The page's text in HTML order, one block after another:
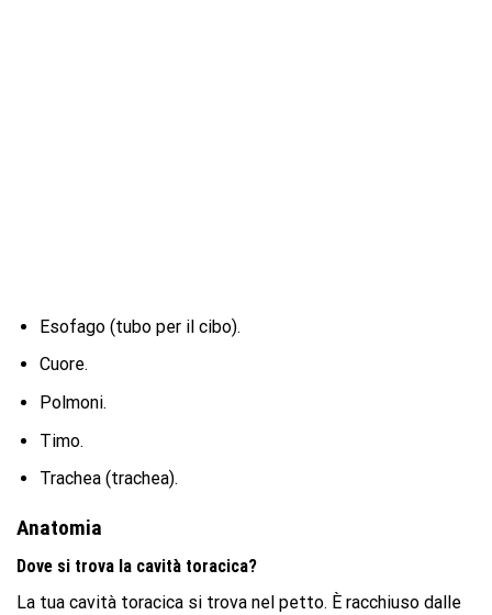
Esofago (tubo per il cibo).
Cuore.
Polmoni.
Timo.
Trachea (trachea).
Anatomia
Dove si trova la cavità toracica?
La tua cavità toracica si trova nel petto. È racchiuso dalle